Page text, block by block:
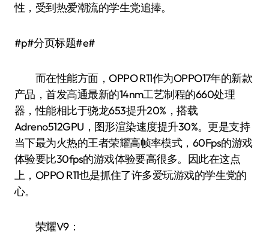
性，受到热爱潮流的学生党追捧。
#p#分页标题#e#
而在性能方面，OPPO R11作为OPPO17年的新款
产品，首发高通最新的14nm工艺制程的660处理
器，性能相比于骁龙653提升20%，搭载
Adreno512GPU，图形渲染速度提升30%。更是支持
当下最为火热的王者荣耀高帧率模式，60Fps的游戏
体验要比30fps的游戏体验要高很多。因此在这点
上，OPPO R11也是抓住了许多爱玩游戏的学生党的
心。
荣耀V9：